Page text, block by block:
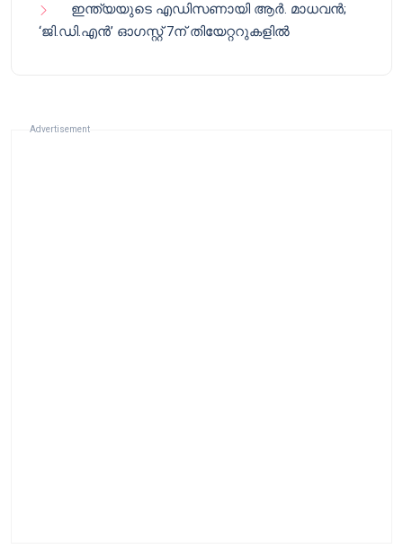
ഇന്ത്യയുടെ എഡിസണായി ആർ. മാധവൻ;
‘ജി.ഡി.എൻ’ ഓഗസ്റ്റ് 7ന് തിയേറ്ററുകളിൽ
Advertisement